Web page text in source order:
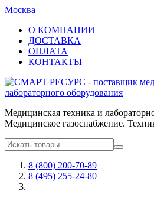
Москва
О КОМПАНИИ
ДОСТАВКА
ОПЛАТА
КОНТАКТЫ
Медицинская техника и
Медицинское газоснабжение.
8 (800) 200-70-89
8 (495) 255-24-80